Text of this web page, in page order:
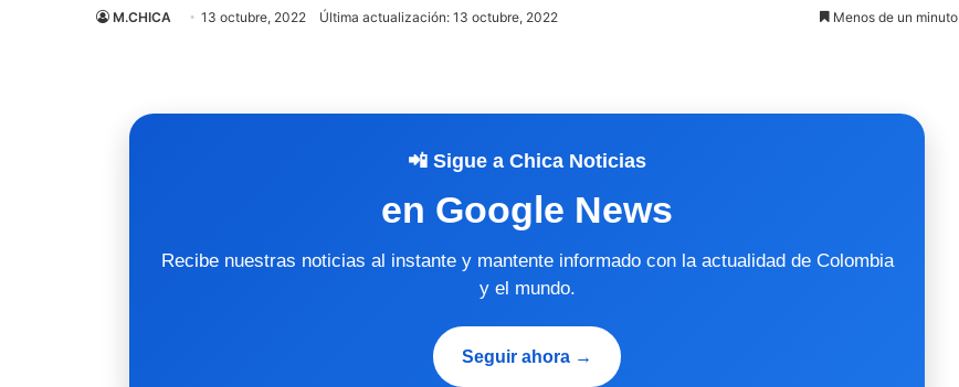
M.CHICA 13 octubre, 2022 Última actualización: 13 octubre, 2022 Menos de un minuto
📲 Sigue a Chica Noticias
en Google News
Recibe nuestras noticias al instante y mantente informado con la actualidad de Colombia
y el mundo.
Seguir ahora →